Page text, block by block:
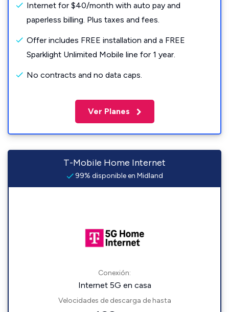
Internet for $40/month with auto pay and
paperless billing. Plus taxes and fees.
Offer includes FREE installation and a FREE
Sparklight Unlimited Mobile line for 1 year.
No contracts and no data caps.
Ver Planes
T-Mobile Home Internet
99% disponible en Midland
Conexión:
Internet 5G en casa
Velocidades de descarga de hasta